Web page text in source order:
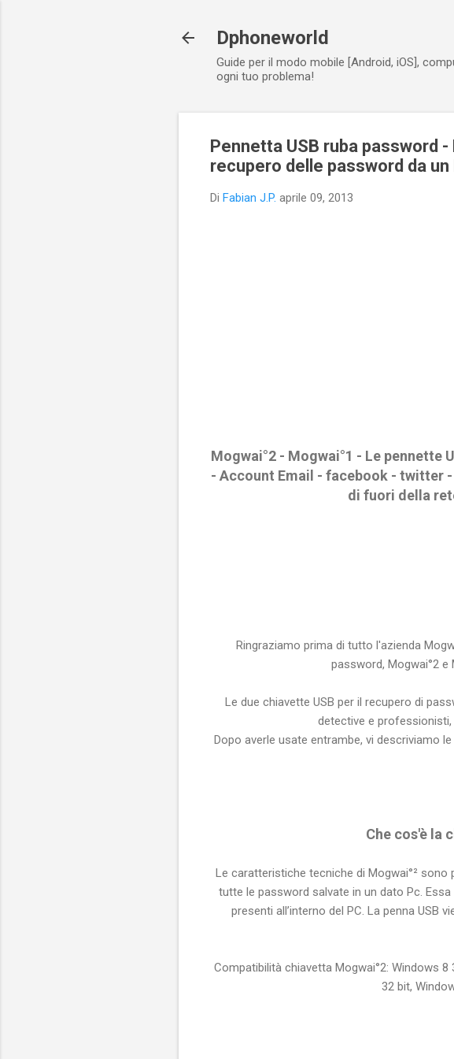
Dphoneworld
Guide per il modo mobile [Android, iOS],
ogni tuo problema!
Pennetta USB ruba password
recupero delle password da un
Di Fabian J.P. aprile 09, 2013
Mogwai°2 - Mogwai°1 - Le pennette
- Account Email - facebook - twitter
di fuori della
Ringraziamo prima di tutto l'azienda
password, Mogwai°2 e
Le due chiavette USB per il recupero di
detective e professionisti,
Dopo averle usate entrambe, vi descriviamo
Che cos'è la
Le caratteristiche tecniche di Mogwai°²
tutte le password salvate in un dato Pc.
presenti all’interno del PC. La penna USB
Compatibilità chiavetta Mogwai°2: Windows
32 bit,